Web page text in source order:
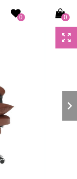
0 0